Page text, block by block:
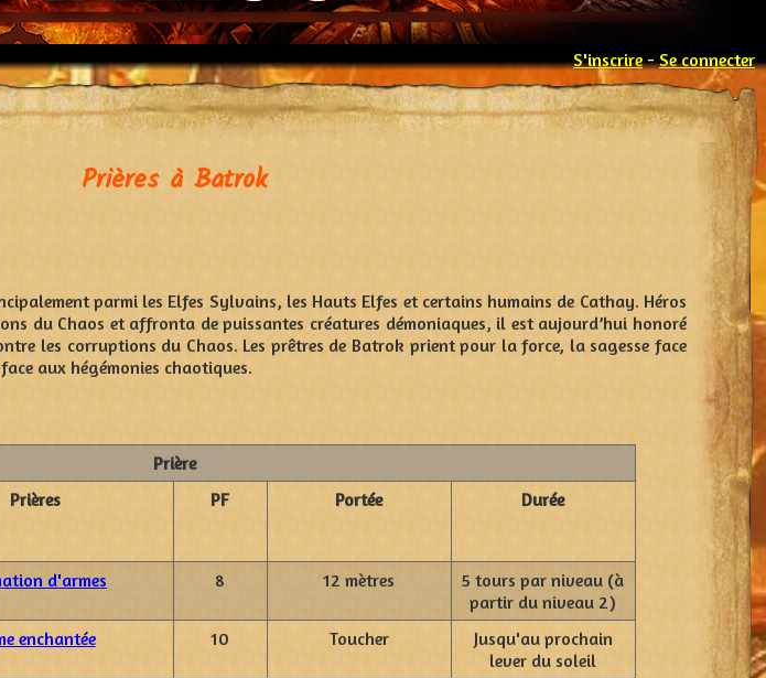
S'inscrire-Se connecter
Prières à Batrok
parmi les Elfes Sylvains, les Hauts Elfes et certains humains de Cathay. Héros
du Chaos et affronta de puissantes créatures démoniaques, il est aujourd’hui honoré
les corruptions du Chaos. Les prêtres de Batrok prient pour la force, la sagesse face
aux hégémonies chaotiques.
Prière
Prières PF Portée Durée
d'armes 8 12 mètres
5 tours par niveau (à
partir du niveau 2)
enchantée 10 Toucher
Jusqu'au prochain
lever du soleil